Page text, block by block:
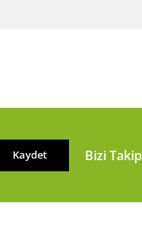
Kaydet Bizi